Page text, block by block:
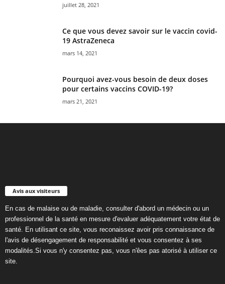
juillet 28, 2021
Ce que vous devez savoir sur le vaccin covid-
19 AstraZeneca
mars 14, 2021
Pourquoi avez-vous besoin de deux doses
pour certains vaccins COVID-19?
mars 21, 2021
Avis aux visiteurs
En cas de malaise ou de maladie, consulter d'abord un médecin ou un
professionnel de la santé en mesure d'evaluer adéquatement votre état de
santé. En utilisant ce site, vous reconaissez avoir pris connaissance de
l'avis de désengagement de responsabilité et vous consentez à ses
modalités.Si vous n'y consentez pas, vous n'êes pas atorisé à utiliser ce
site.